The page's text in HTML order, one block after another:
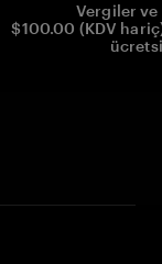
Vergiler
$100.00 (KDV